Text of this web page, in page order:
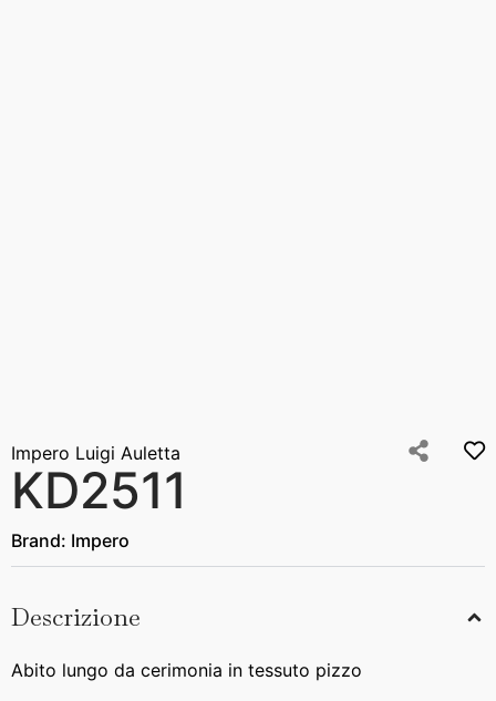
Impero Luigi Auletta
KD2511
Brand: Impero
Descrizione
Abito lungo da cerimonia in tessuto pizzo